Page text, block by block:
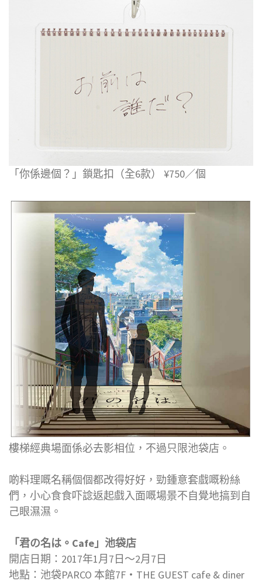
「你係邊個？」鎖匙扣（全6款） ¥750／個
樓梯經典場面係必去影相位，不過只限池袋店。
啲料理嘅名稱個個都改得好好，勁鍾意套戲嘅粉絲
們，小心食食吓諗返起戲入面嘅場景不自覺地搞到自
己眼濕濕。
「君の名は。Cafe」池袋店
開店日期：2017年1月7日～2月7日
地點：池袋PARCO 本館7F・THE GUEST cafe & diner